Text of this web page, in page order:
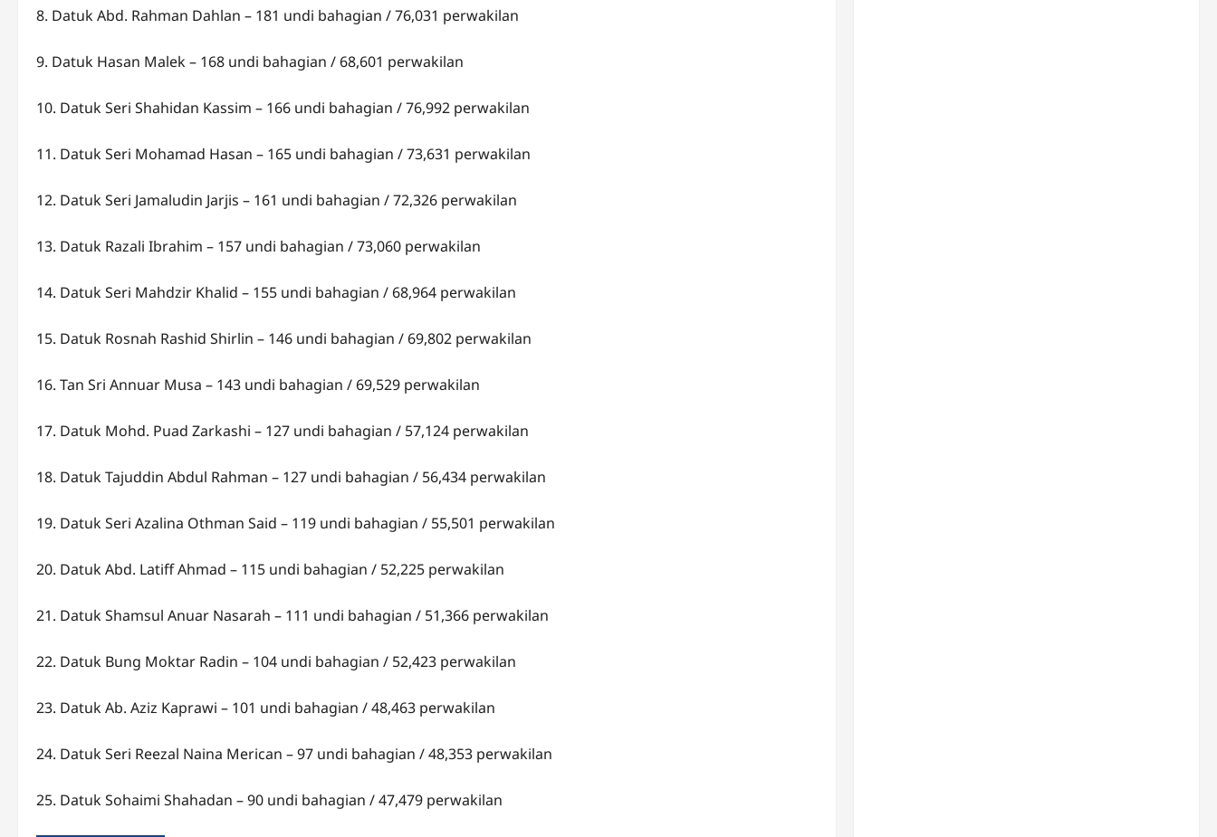
8. Datuk Abd. Rahman Dahlan – 181 undi bahagian / 76,031 perwakilan
9. Datuk Hasan Malek – 168 undi bahagian / 68,601 perwakilan
10. Datuk Seri Shahidan Kassim – 166 undi bahagian / 76,992 perwakilan
11. Datuk Seri Mohamad Hasan – 165 undi bahagian / 73,631 perwakilan
12. Datuk Seri Jamaludin Jarjis – 161 undi bahagian / 72,326 perwakilan
13. Datuk Razali Ibrahim – 157 undi bahagian / 73,060 perwakilan
14. Datuk Seri Mahdzir Khalid – 155 undi bahagian / 68,964 perwakilan
15. Datuk Rosnah Rashid Shirlin – 146 undi bahagian / 69,802 perwakilan
16. Tan Sri Annuar Musa – 143 undi bahagian / 69,529 perwakilan
17. Datuk Mohd. Puad Zarkashi – 127 undi bahagian / 57,124 perwakilan
18. Datuk Tajuddin Abdul Rahman – 127 undi bahagian / 56,434 perwakilan
19. Datuk Seri Azalina Othman Said – 119 undi bahagian / 55,501 perwakilan
20. Datuk Abd. Latiff Ahmad – 115 undi bahagian / 52,225 perwakilan
21. Datuk Shamsul Anuar Nasarah – 111 undi bahagian / 51,366 perwakilan
22. Datuk Bung Moktar Radin – 104 undi bahagian / 52,423 perwakilan
23. Datuk Ab. Aziz Kaprawi – 101 undi bahagian / 48,463 perwakilan
24. Datuk Seri Reezal Naina Merican – 97 undi bahagian / 48,353 perwakilan
25. Datuk Sohaimi Shahadan – 90 undi bahagian / 47,479 perwakilan